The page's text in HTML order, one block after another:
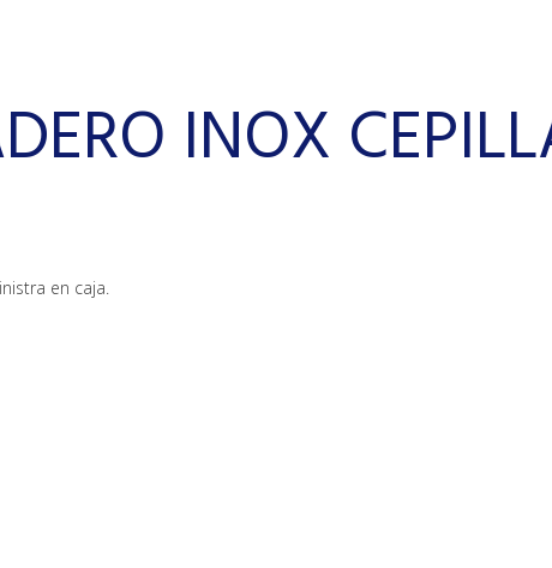
INOX
en caja.